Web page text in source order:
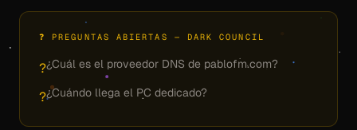
❓ PREGUNTAS ABIERTAS — DARK COUNCIL
?¿Cuál es el proveedor DNS de pablofm.com?
?¿Cuándo llega el PC dedicado?